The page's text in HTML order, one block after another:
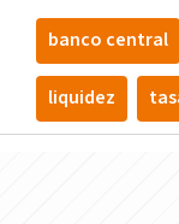
banco central
liquidez